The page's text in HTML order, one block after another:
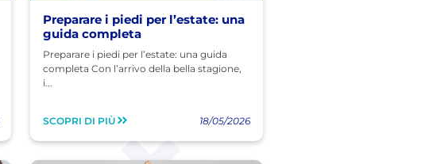
Preparare i piedi per l’estate: una
guida completa
Preparare i piedi per l’estate: una guida
completa Con l’arrivo della bella stagione,
i...
SCOPRI DI PIÙ 18/05/2026